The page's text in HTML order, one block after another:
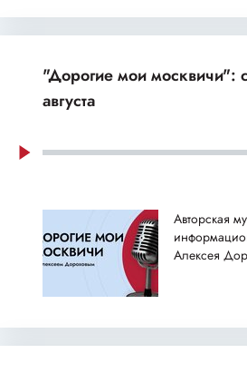
"Дорогие мои москвичи":
августа
Авторская
Алексея